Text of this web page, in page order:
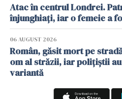
Atac în centrul Londrei.
înjunghiați, iar o femeie a
06 AUGUST 2026
Român, găsit mort pe
om al străzii, iar polițiștii
variantă